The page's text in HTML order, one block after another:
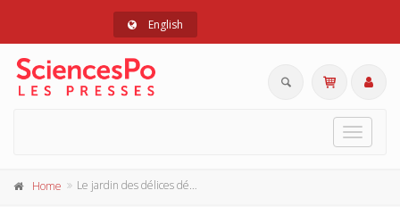
English
Toggle
Home Le jardin des délices démocratiques